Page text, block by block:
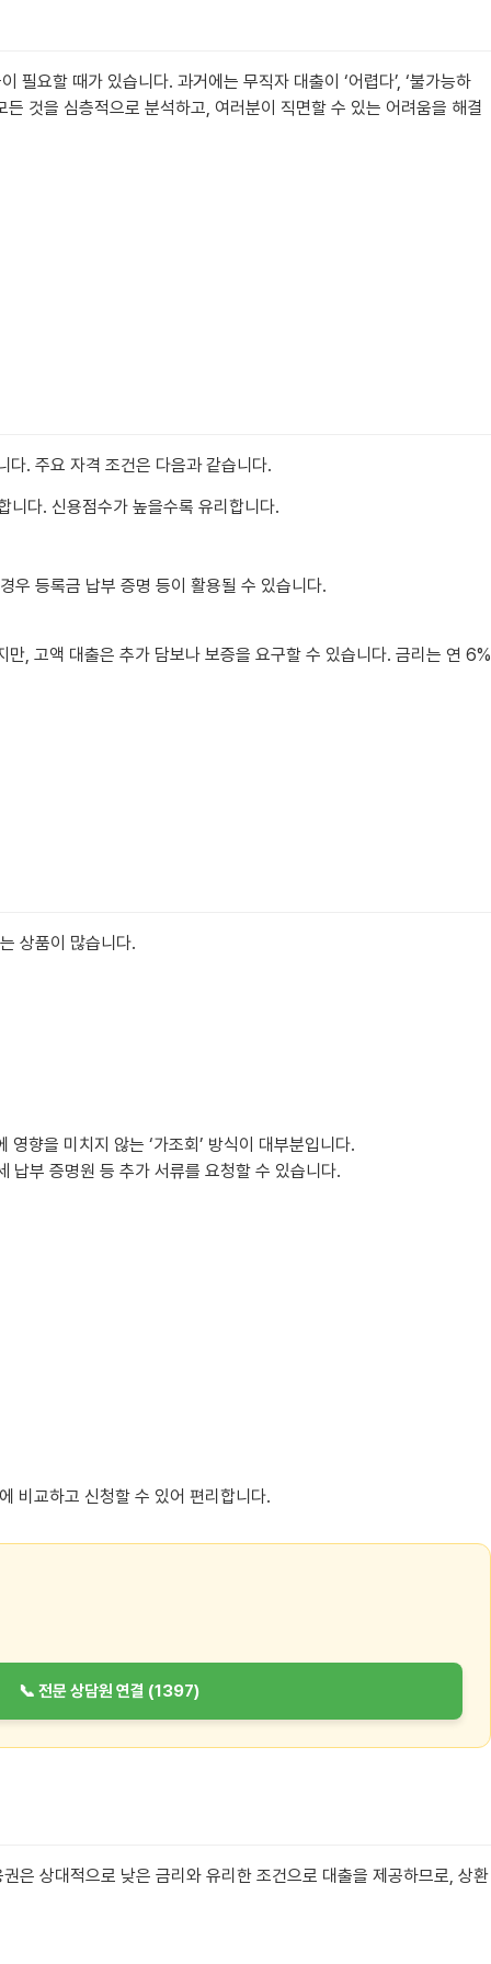
요할 때가 있습니다. 과거에는 무직자 대출이 ‘어렵다’, ‘불가능하
것을 심층적으로 분석하고, 여러분이 직면할 수 있는 어려움을 해결
다. 주요 자격 조건은 다음과 같습니다.
다. 신용점수가 높을수록 유리합니다.
우 등록금 납부 증명 등이 활용될 수 있습니다.
, 고액 대출은 추가 담보나 보증을 요구할 수 있습니다. 금리는 연 6%
상품이 많습니다.
향을 미치지 않는 ‘가조회’ 방식이 대부분입니다.
납부 증명원 등 추가 서류를 요청할 수 있습니다.
비교하고 신청할 수 있어 편리합니다.
📞 전문 상담원 연결 (1397)
은 상대적으로 낮은 금리와 유리한 조건으로 대출을 제공하므로, 상환